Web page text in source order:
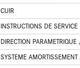
CUIR
INSTRUCTIONS DE
DIRECTION
SYSTEME AMORTISSEMENT